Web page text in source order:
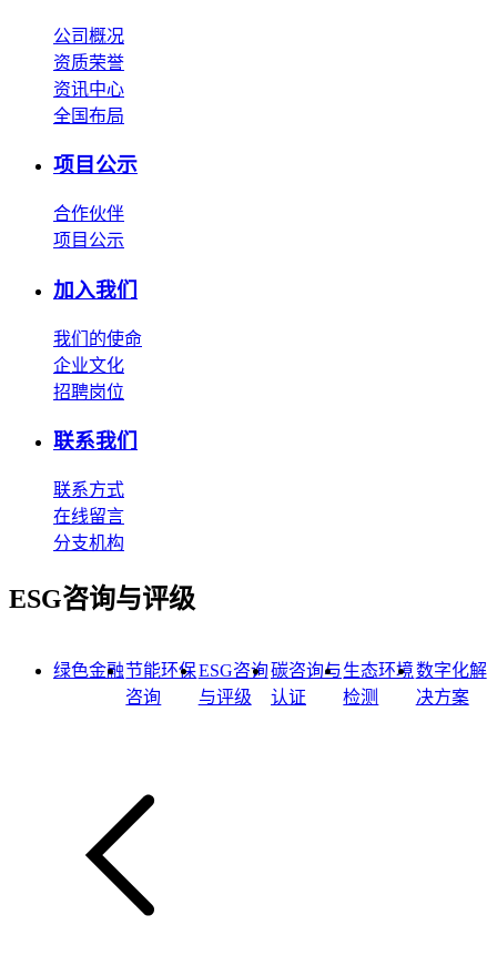
公司概况
资质荣誉
资讯中心
全国布局
项目公示
合作伙伴
项目公示
加入我们
我们的使命
企业文化
招聘岗位
联系我们
联系方式
在线留言
分支机构
ESG咨询与评级
绿色金融节能环保
咨询
ESG咨询
与评级
碳咨询与
认证
生态环境
检测
数字化解
决方案